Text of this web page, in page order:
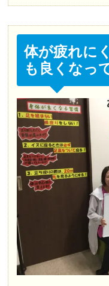
体が疲れに
も良くなっ